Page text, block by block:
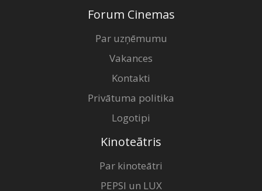
Forum Cinemas
Par uzņēmumu
Vakances
Kontakti
Privātuma politika
Logotipi
Kinoteātris
Par kinoteātri
PEPSI un LUX